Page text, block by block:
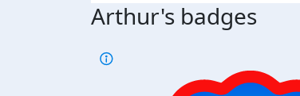
Arthur's badges